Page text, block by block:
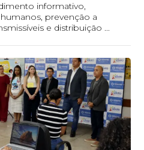
informativo,
prevenção a
e distribuição ...